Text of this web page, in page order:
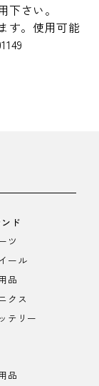
さい。
す。使用可能
ド
ツ
ール
品
クス
テリー
品